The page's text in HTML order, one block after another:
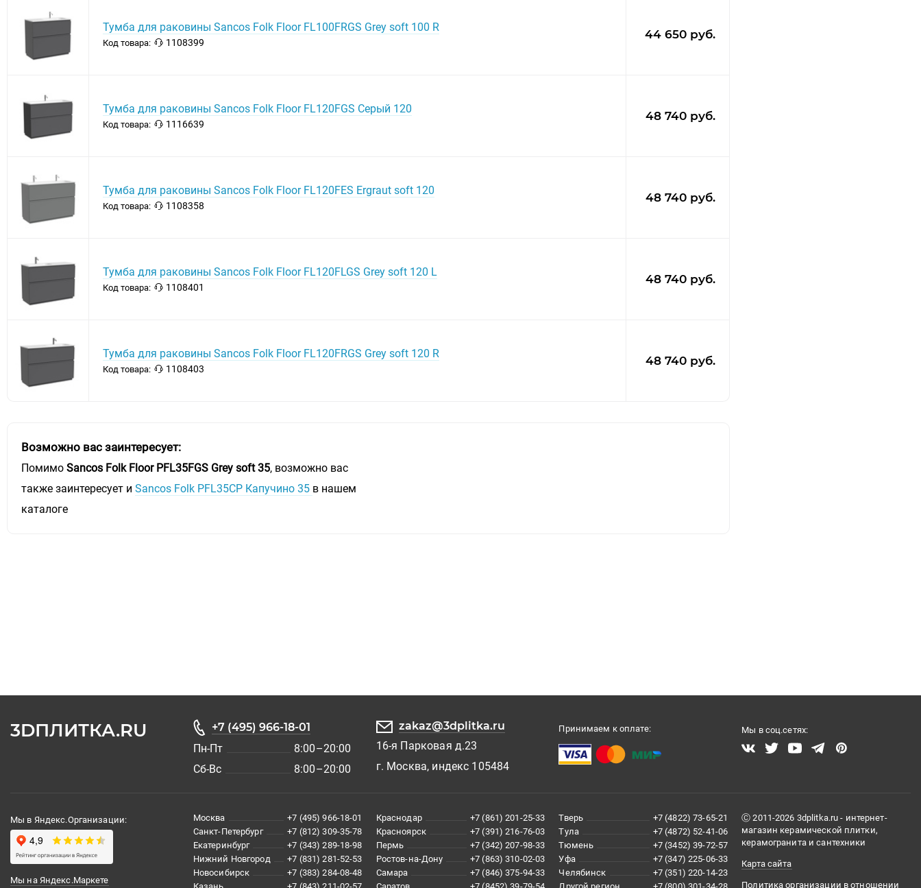
Тумба для раковины Sancos Folk Floor FL100FRGS Grey soft 100 R
Код товара: 1108399
44 650 руб.
Тумба для раковины Sancos Folk Floor FL120FGS Серый 120
Код товара: 1116639
48 740 руб.
Тумба для раковины Sancos Folk Floor FL120FES Ergraut soft 120
Код товара: 1108358
48 740 руб.
Тумба для раковины Sancos Folk Floor FL120FLGS Grey soft 120 L
Код товара: 1108401
48 740 руб.
Тумба для раковины Sancos Folk Floor FL120FRGS Grey soft 120 R
Код товара: 1108403
48 740 руб.
Возможно вас заинтересует:
Помимо Sancos Folk Floor PFL35FGS Grey soft 35, возможно вас
также заинтересует и Sancos Folk PFL35CP Капучино 35 в нашем
каталоге
3DПЛИТКА.RU
+7 (495) 966-18-01
Пн-Пт
8:00–20:00
Сб-Вс
8:00–20:00
zakaz@3dplitka.ru
16-я Парковая д.23
г. Москва, индекс 105484
Принимаем к оплате: Мы в соц.сетях:
Мы в Яндекс.Организации:
Мы на Яндекс.Маркете
Москва
+7 (495) 966-18-01
Санкт-Петербург
+7 (812) 309-35-78
Екатеринбург
+7 (343) 289-18-98
Нижний Новгород
+7 (831) 281-52-53
Новосибирск
+7 (383) 284-08-48
Краснодар
+7 (861) 201-25-33
Красноярск
+7 (391) 216-76-03
Пермь
+7 (342) 207-98-33
Ростов-на-Дону
+7 (863) 310-02-03
Самара
+7 (846) 375-94-33
Тверь
+7 (4822) 73-65-21
Тула
+7 (4872) 52-41-06
Тюмень
+7 (3452) 39-72-57
Уфа
+7 (347) 225-06-33
Челябинск
+7 (351) 220-14-23
Ⓒ 2011-2026 3dplitka.ru - интернет-
магазин керамической плитки,
керамогранита и сантехники
Карта сайта
Политика организации в отношении